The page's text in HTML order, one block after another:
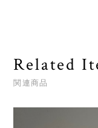
Related
関連商品